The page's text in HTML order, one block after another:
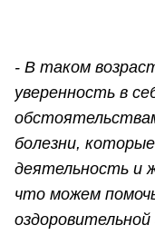
- В таком
уверенность в
болезни,
деятельность и
что можем